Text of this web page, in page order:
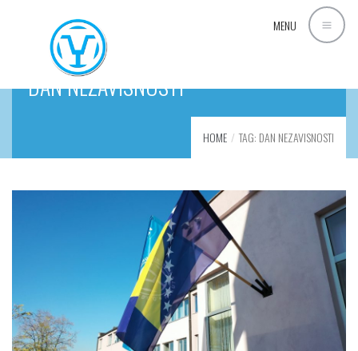
MENU
DAN NEZAVISNOSTI
HOME TAG: DAN NEZAVISNOSTI